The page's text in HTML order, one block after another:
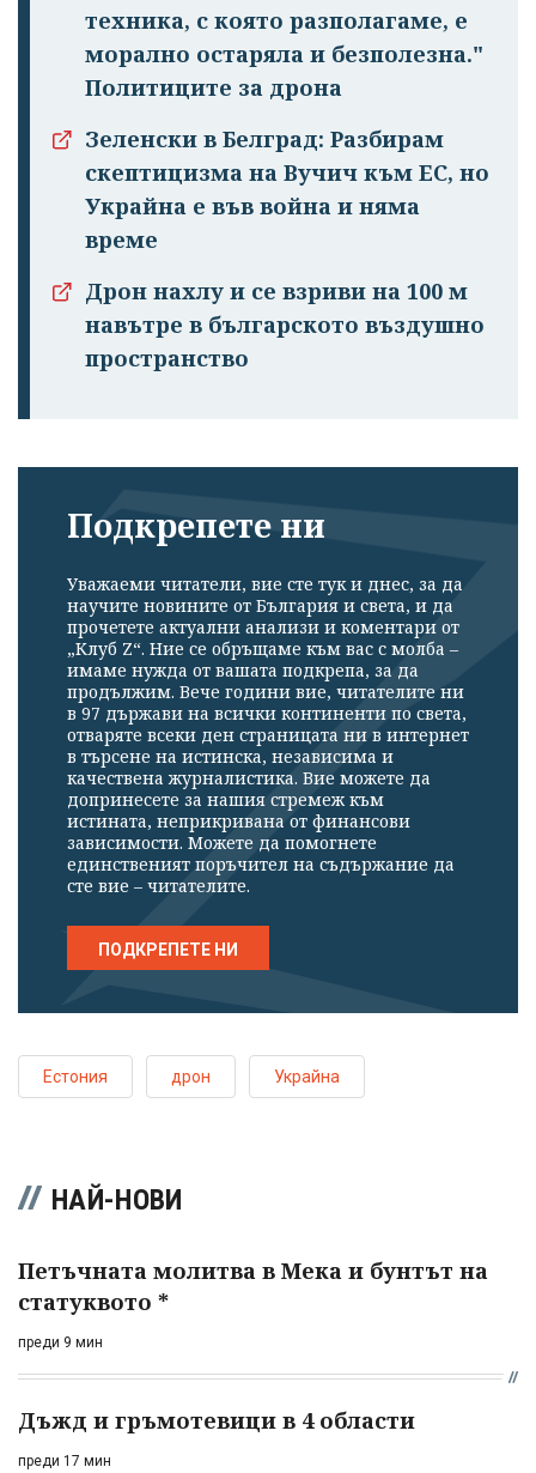
Успешно
излязохте от
профила си!
техника, с която разполагаме, е
морално остаряла и безполезна."
Политиците за дрона
Зеленски в Белград: Разбирам
скептицизма на Вучич към ЕС, но
Украйна е във война и няма
време
Дрон нахлу и се взриви на 100 м
навътре в българското въздушно
пространство
Подкрепете ни
Уважаеми читатели, вие сте тук и днес, за да
научите новините от България и света, и да
прочетете актуални анализи и коментари от
„Клуб Z“. Ние се обръщаме към вас с молба –
имаме нужда от вашата подкрепа, за да
продължим. Вече години вие, читателите ни
в 97 държави на всички континенти по света,
отваряте всеки ден страницата ни в интернет
в търсене на истинска, независима и
качествена журналистика. Вие можете да
допринесете за нашия стремеж към
истината, неприкривана от финансови
зависимости. Можете да помогнете
единственият поръчител на съдържание да
сте вие – читателите.
ПОДКРЕПЕТЕ НИ
Естония дрон Украйна
НАЙ-НОВИ
Петъчната молитва в Мека и бунтът на
статуквото *
преди 9 мин
Дъжд и гръмотевици в 4 области
преди 17 мин